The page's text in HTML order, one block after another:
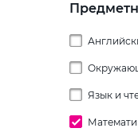
Дни
Язык и